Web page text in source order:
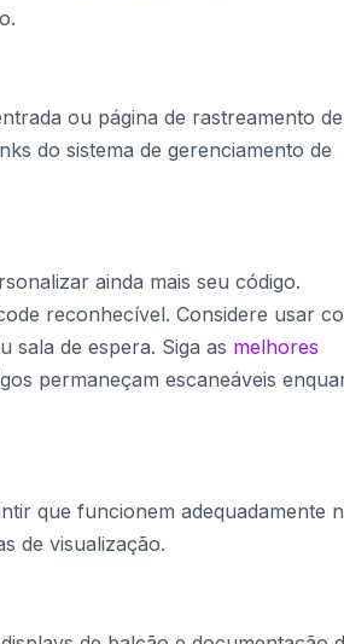
ou página de rastreamento de
do sistema de gerenciamento de
ainda mais seu código.
reconhecível. Considere usar
sala de espera. Siga as melhores
permaneçam escaneáveis
que funcionem adequadamente
de visualização.